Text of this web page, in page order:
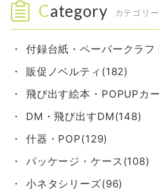
Category カテゴリー
付録台紙・ペーパークラ
販促ノベルティ(182)
飛び出す絵本・POPUPカ
DM・飛び出すDM(148)
什器・POP(129)
パッケージ・ケース(108)
小ネタシリーズ(96)